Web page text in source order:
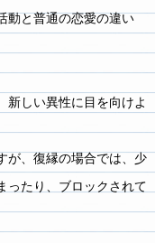
動と普通の恋愛の違い
新しい異性に目を向けよ
が、復縁の場合では、少
ったり、ブロックされて